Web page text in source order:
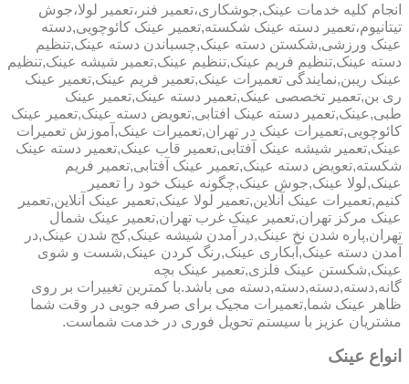
انجام کلیه خدمات عینک,جوشکاری،تعمیر فنر،تعمیر لولا،جوش
تیتانیوم،تعمیر دسته عینک شکسته,تعمیر عینک کائوچویی,دسته
عینک ورزشی,شکستن دسته عینک,چسباندن دسته عینک,تنظیم
دسته عینک,تنظیم فریم عینک,تنظیم عینک,تعمیر شیشه عینک,تنظیم
عینک ریبن,نمایندگی تعمیرات عینک,تعمیر فریم عینک,تعمیر عینک
ری بن,تعمیر تخصصی عینک,تعمیر دسته عینک,تعمیر عینک
طبی,عینک,تعمیر دسته عینک افتابی,تعویض دسته عینک,تعمیر عینک
کائوچویی,تعمیرات عینک در تهران,تعمیرات عینک,آموزش تعمیرات
عینک,تعمیر شیشه عینک آفتابی,تعمیر قاب عینک,تعمیر دسته عینک
شکسته,تعویض دسته عینک,تعمیر عینک آفتابی,تعمیر فریم
عینک,لولا عینک,جوش عینک,چگونه عینک خود را تعمیر
کنیم,تعمیرات عینک آنلاین,تعمیر لولا عینک,تعمیر عینک آنلاین,تعمیر
عینک مرکز تهران,تعمیر عینک غرب تهران,تعمیر عینک شمال
تهران,پاره شدن نخ عینک,در آمدن شیشه عینک,کج شدن عینک,در
آمدن دسته عینک,آبکاری عینک,رنگ کردن عینک,شست و شوی
عینک,شکستن عینک فلزی,تعمیر عینک بچه
گانه,دسته,دسته,دسته,دسته می باشد.با کمترین تغییرات بر روی
ظاهر عینک شما,تعمیرات مجیک برای صرفه جویی در وقت شما
مشتریان عزیز با سیستم تحویل فوری در خدمت شماست.
انواع عینک